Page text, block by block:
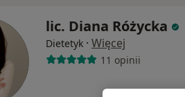
lic. Diana Różycka
Dietetyk · Więcej
11 opinii